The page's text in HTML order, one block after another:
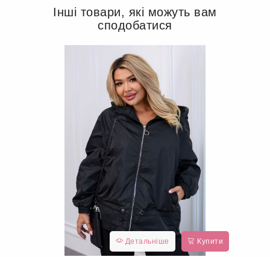
Інші товари, які можуть вам
сподобатися
Детальніше Купити